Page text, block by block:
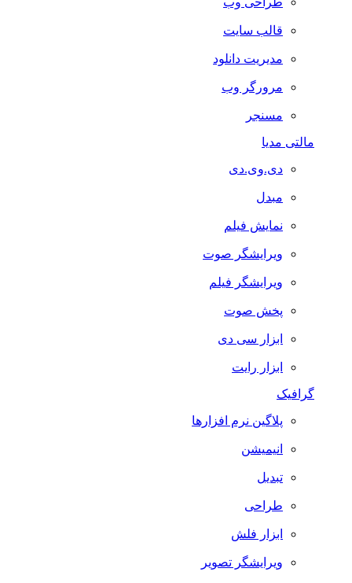
قالب سایت
مدیریت دانلود
مرورگر وب
مسنجر
مالتی مدیا
دی.وی.دی
مبدل
نمایش فیلم
ویرایشگر صوت
ویرایشگر فیلم
پخش صوت
ابزار سی دی
ابزار رایت
گرافیک
پلاگین نرم افزارها
انیمیشن
تبدیل
طراحی
ابزار فلش
ویرایشگر تصویر